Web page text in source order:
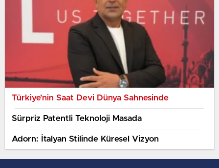
Türkiye’nin Saat Devi Dünya Sahnesinde
Sürpriz Patentli Teknoloji Masada
Adorn: İtalyan Stilinde Küresel Vizyon